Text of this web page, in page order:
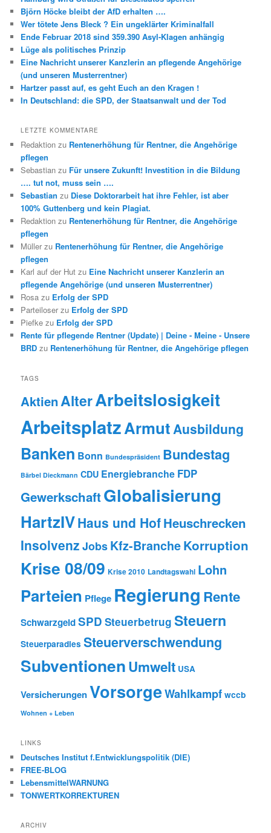
Björn Höcke bleibt der AfD erhalten ….
Wer tötete Jens Bleck ? Ein ungeklärter Kriminalfall
Ende Februar 2018 sind 359.390 Asyl-Klagen anhängig
Lüge als politisches Prinzip
Eine Nachricht unserer Kanzlerin an pflegende Angehörige
(und unseren Musterrentner)
Hartzer passt auf, es geht Euch an den Kragen !
In Deutschland: die SPD, der Staatsanwalt und der Tod
LETZTE KOMMENTARE
Redaktion zu Rentenerhöhung für Rentner, die Angehörige
pflegen
Sebastian zu Für unsere Zukunft! Investition in die Bildung
…. tut not, muss sein ….
Sebastian zu Diese Doktorarbeit hat ihre Fehler, ist aber
100% Guttenberg und kein Plagiat.
Redaktion zu Rentenerhöhung für Rentner, die Angehörige
pflegen
Müller zu Rentenerhöhung für Rentner, die Angehörige
pflegen
Karl auf der Hut zu Eine Nachricht unserer Kanzlerin an
pflegende Angehörige (und unseren Musterrentner)
Rosa zu Erfolg der SPD
Parteiloser zu Erfolg der SPD
Piefke zu Erfolg der SPD
Rente für pflegende Rentner (Update) | Deine - Meine - Unsere
BRD zu Rentenerhöhung für Rentner, die Angehörige pflegen
TAGS
AktienAlterArbeitslosigkeit
ArbeitsplatzArmut Ausbildung
Banken Bonn Bundespräsident Bundestag
Bärbel Dieckmann CDU Energiebranche FDP
GewerkschaftGlobalisierung
HartzIVHaus und HofHeuschrecken
Insolvenz Jobs Kfz-BrancheKorruption
Krise 08/09 Krise 2010 Landtagswahl Lohn
Parteien Pflege Regierung Rente
SchwarzgeldSPD Steuerbetrug Steuern
Steuerparadies Steuerverschwendung
SubventionenUmwelt USA
VersicherungenVorsorgeWahlkampf wccb
Wohnen + Leben
LINKS
Deutsches Institut f.Entwicklungspolitik (DIE)
FREE-BLOG
LebensmittelWARNUNG
TONWERTKORREKTUREN
ARCHIV